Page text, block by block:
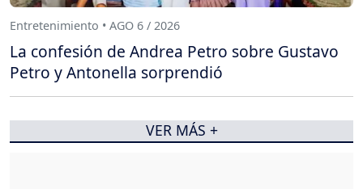
Entretenimiento • AGO 6 / 2026
La confesión de Andrea Petro sobre Gustavo
Petro y Antonella sorprendió
VER MÁS +